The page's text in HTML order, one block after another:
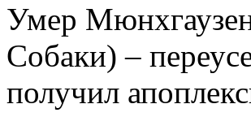
Умер
Собаки) –
получил